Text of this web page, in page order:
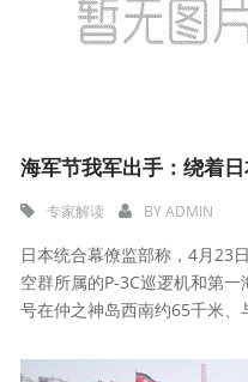
海军节我军出手：绕着
专家解读 BYADMIN
日本统合幕僚监部称，4月23
空群所属的P-3C巡逻机和第
号在仲之神岛西南约65千米